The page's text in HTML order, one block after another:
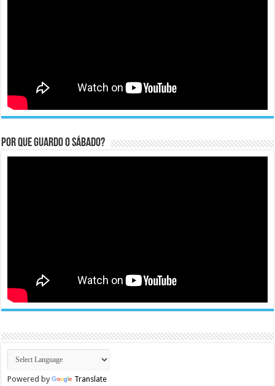
Por que guardo o Sábado?
Powered by Translate